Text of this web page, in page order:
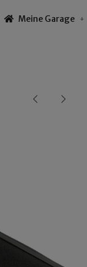
Meine Garage